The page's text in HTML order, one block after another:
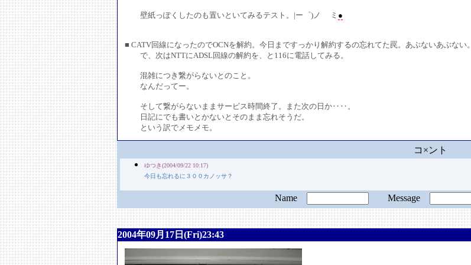
壁紙っぽくしたのも置いといてみるテスト。|ー゜)ノ ミ ●
■ CATV回線になったのでOCNを解約。今日まですっかり解約するの忘れてた罠。あぶないあぶない。
で、次はNTTにADSL回線の解約を、と116に電話してみる。
混雑につき繋がらないとのこと。
なんだってー。
そして繋がらないままサービス時間終了。また次の日か‥‥。
日記にでも書いとかないとそのまま忘れそうだ。
という訳でメモメモ。
コ×ント
ゆつき(2004/09/22 10:17)
今日も忘れるに３００カノッサ？
Name Message
2004年09月17日(Fri)23:43